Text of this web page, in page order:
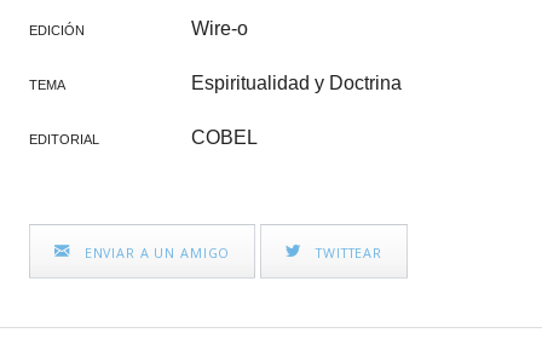
EDICIÓN Wire-o
TEMA Espiritualidad y Doctrina
EDITORIAL COBEL
ENVIAR A UN AMIGO TWITTEAR